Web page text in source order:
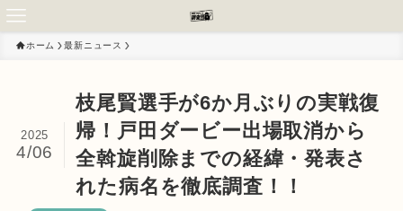
ホーム 最新ニュース
枝尾賢選手が6か月ぶりの実戦復
帰！戸田ダービー出場取消から
全斡旋削除までの経緯・発表さ
れた病名を徹底調査！！
2025
4/06